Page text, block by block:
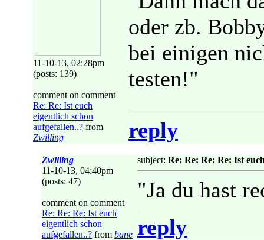
11-10-13, 02:28pm
(posts: 139)
comment on comment
Re: Re: Ist euch
eigentlich schon
aufgefallen..? from
Zwilling
oder zb.
bei einigen
testen!"
reply
Zwilling
11-10-13, 04:40pm
(posts: 47)
comment on comment
Re: Re: Re: Ist euch
eigentlich schon
aufgefallen..? from bane
subject: Re: Re: Re: Re: Ist
"Ja du hast
reply